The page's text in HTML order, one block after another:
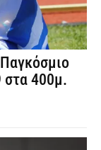
στα 400μ.